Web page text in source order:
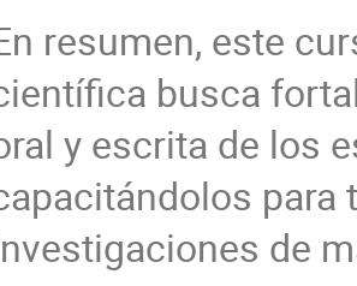
resumen, este
busca
y escrita de los
de